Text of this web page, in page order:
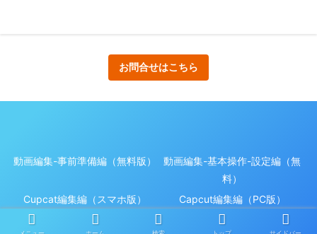
お問合せはこちら
動画編集-事前準備編（無料版）
動画編集-基本操作-設定編（無
料）
Cupcat編集編（スマホ版）
Capcut編集編（PC版）
© 2023 Motion Maker 無料ガイドからエキスパートへ.